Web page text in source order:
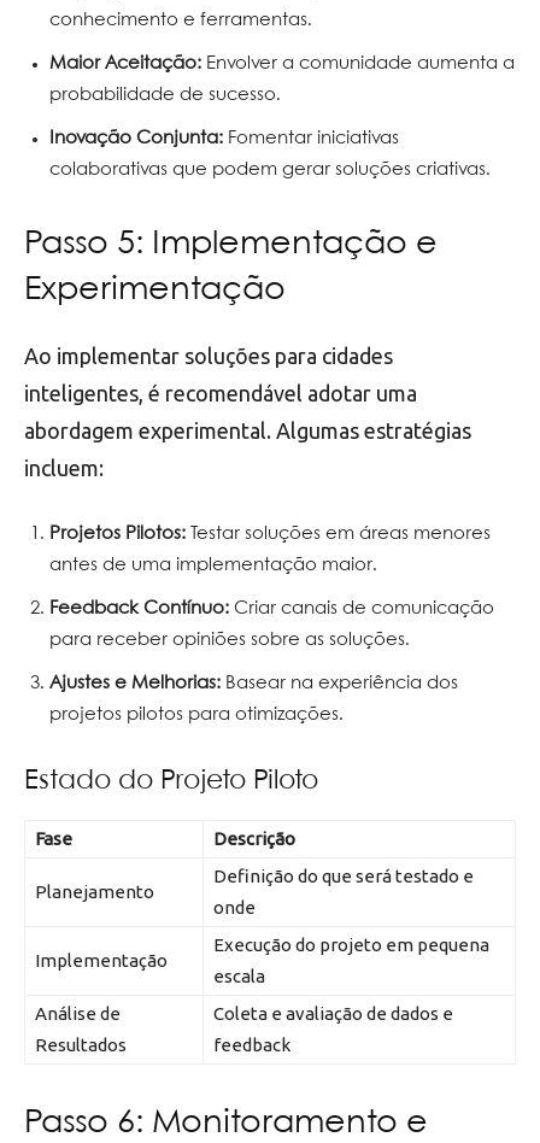
conhecimento e ferramentas.
Maior Aceitação: Envolver a comunidade aumenta a
probabilidade de sucesso.
Inovação Conjunta: Fomentar iniciativas
colaborativas que podem gerar soluções criativas.
Passo 5: Implementação e
Experimentação
Ao implementar soluções para cidades
inteligentes, é recomendável adotar uma
abordagem experimental. Algumas estratégias
incluem:
Projetos Pilotos: Testar soluções em áreas menores
antes de uma implementação maior.
Feedback Contínuo: Criar canais de comunicação
para receber opiniões sobre as soluções.
Ajustes e Melhorias: Basear na experiência dos
projetos pilotos para otimizações.
Estado do Projeto Piloto
Fase Descrição
Planejamento
Definição do que será testado e
onde
Implementação
Execução do projeto em pequena
escala
Análise de
Resultados
Coleta e avaliação de dados e
feedback
Passo 6: Monitoramento e